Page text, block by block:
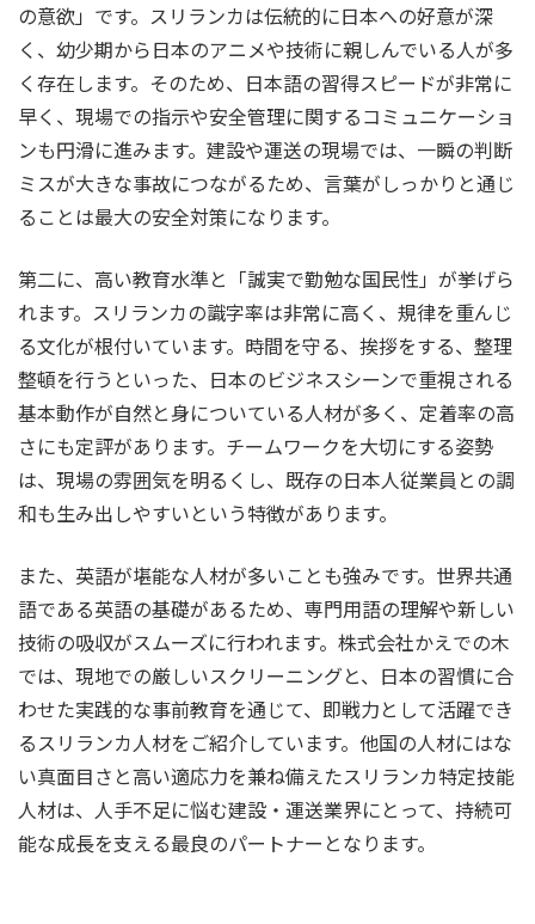
の意欲」です。スリランカは伝統的に日本への好意が深
く、幼少期から日本のアニメや技術に親しんでいる人が多
く存在します。そのため、日本語の習得スピードが非常に
早く、現場での指示や安全管理に関するコミュニケーショ
ンも円滑に進みます。建設や運送の現場では、一瞬の判断
ミスが大きな事故につながるため、言葉がしっかりと通じ
ることは最大の安全対策になります。
第二に、高い教育水準と「誠実で勤勉な国民性」が挙げら
れます。スリランカの識字率は非常に高く、規律を重んじ
る文化が根付いています。時間を守る、挨拶をする、整理
整頓を行うといった、日本のビジネスシーンで重視される
基本動作が自然と身についている人材が多く、定着率の高
さにも定評があります。チームワークを大切にする姿勢
は、現場の雰囲気を明るくし、既存の日本人従業員との調
和も生み出しやすいという特徴があります。
また、英語が堪能な人材が多いことも強みです。世界共通
語である英語の基礎があるため、専門用語の理解や新しい
技術の吸収がスムーズに行われます。株式会社かえでの木
では、現地での厳しいスクリーニングと、日本の習慣に合
わせた実践的な事前教育を通じて、即戦力として活躍でき
るスリランカ人材をご紹介しています。他国の人材にはな
い真面目さと高い適応力を兼ね備えたスリランカ特定技能
人材は、人手不足に悩む建設・運送業界にとって、持続可
能な成長を支える最良のパートナーとなります。